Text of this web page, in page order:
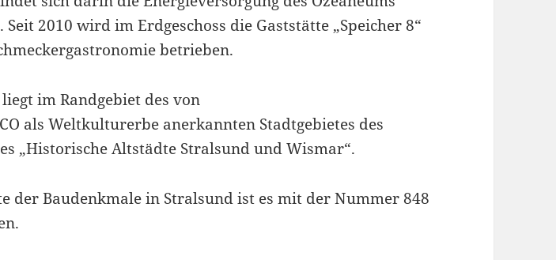
Seit 2010 wird im Erdgeschoss die Gaststätte „Speicher 8“
betrieben.
im Randgebiet des von
als Weltkulturerbe anerkannten Stadtgebietes des
„Historische Altstädte Stralsund und Wismar“.
der Baudenkmale in Stralsund ist es mit der Nummer 848